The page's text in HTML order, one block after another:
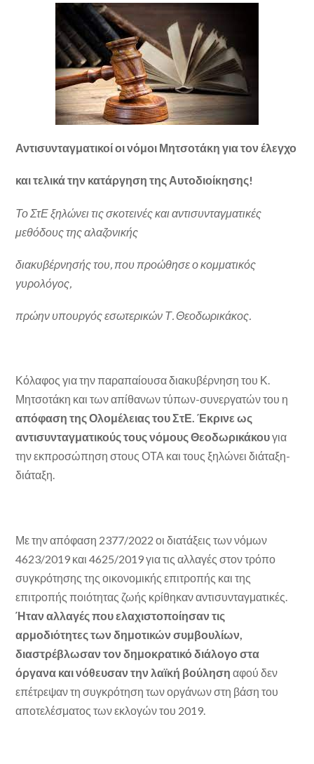
Αντισυνταγματικοί οι νόμοι Μητσοτάκη για τον έλεγχο
και τελικά την κατάργηση της Αυτοδιοίκησης!
Το ΣτΕ ξηλώνει τις σκοτεινές και αντισυνταγματικές
μεθόδους της αλαζονικής
διακυβέρνησής του, που προώθησε ο κομματικός
γυρολόγος,
πρώην υπουργός εσωτερικών Τ. Θεοδωρικάκος.
Κόλαφος για την παραπαίουσα διακυβέρνηση του Κ.
Μητσοτάκη και των απίθανων τύπων-συνεργατών του η
απόφαση της Ολομέλειας του ΣτΕ. Έκρινε ως
αντισυνταγματικούς τους νόμους Θεοδωρικάκουγια
την εκπροσώπηση στους ΟΤΑ και τους ξηλώνει διάταξη-
διάταξη.
Με την απόφαση 2377/2022 οι διατάξεις των νόμων
4623/2019 και 4625/2019 για τις αλλαγές στον τρόπο
συγκρότησης της οικονομικής επιτροπής και της
επιτροπής ποιότητας ζωής κρίθηκαν αντισυνταγματικές.
Ήταν αλλαγές που ελαχιστοποίησαν τις
αρμοδιότητες των δημοτικών συμβουλίων,
διαστρέβλωσαν τον δημοκρατικό διάλογο στα
όργανα και νόθευσαν την λαϊκή βούληση αφού δεν
επέτρεψαν τη συγκρότηση των οργάνων στη βάση του
αποτελέσματος των εκλογών του 2019.